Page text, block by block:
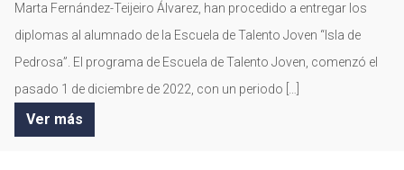
Marta Fernández-Teijeiro Álvarez, han procedido a entregar los
diplomas al alumnado de la Escuela de Talento Joven “Isla de
Pedrosa”. El programa de Escuela de Talento Joven, comenzó el
pasado 1 de diciembre de 2022, con un periodo […]
Ver más